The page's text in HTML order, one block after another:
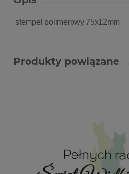
stempel polimerowy 75x12mm
Produkty powiązane